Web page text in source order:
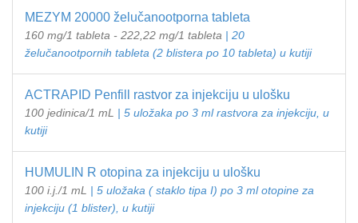
MEZYM 20000 želučanootporna tableta
160 mg/1 tableta - 222,22 mg/1 tableta | 20
želučanootpornih tableta (2 blistera po 10 tableta) u kutiji
ACTRAPID Penfill rastvor za injekciju u ulošku
100 jedinica/1 mL | 5 uložaka po 3 ml rastvora za injekciju, u
kutiji
HUMULIN R otopina za injekciju u ulošku
100 i.j./1 mL | 5 uložaka ( staklo tipa I) po 3 ml otopine za
injekciju (1 blister), u kutiji